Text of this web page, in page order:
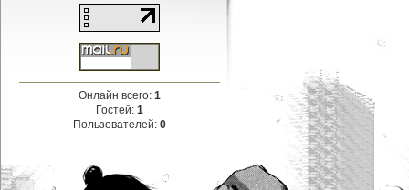
Онлайн всего: 1
Гостей: 1
Пользователей: 0